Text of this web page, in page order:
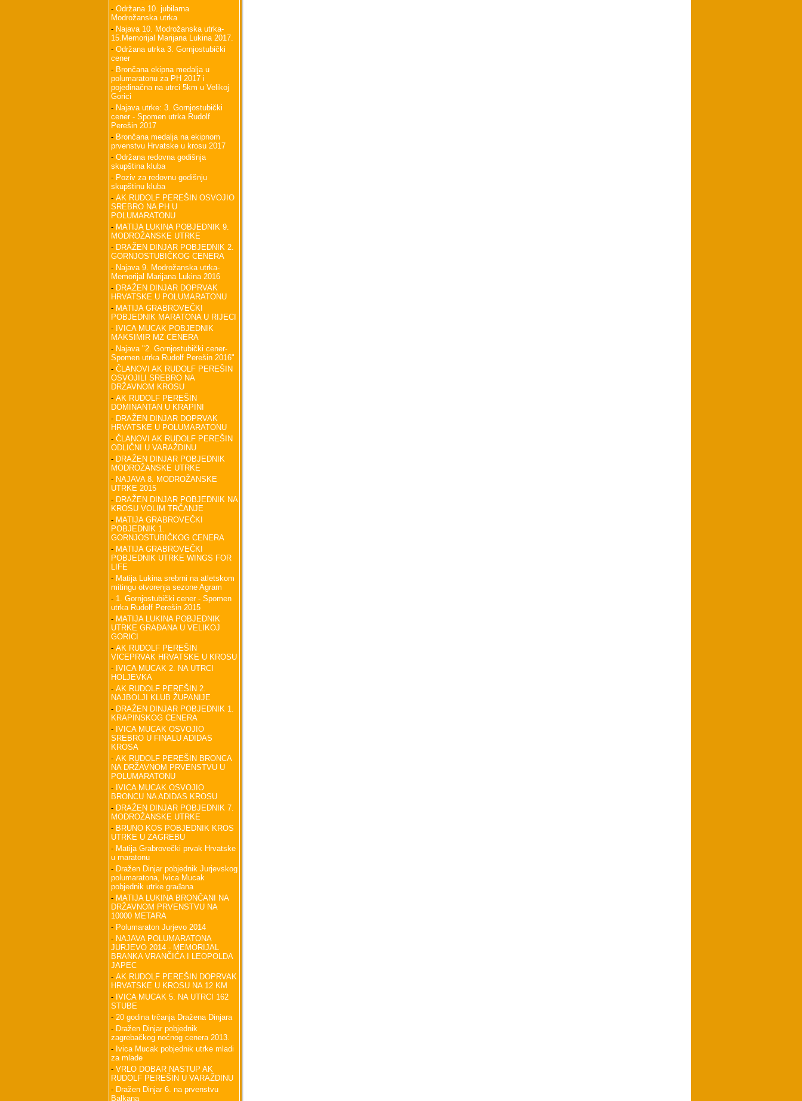
- Održana 10. jubilarna
Modrožanska utrka
- Najava 10. Modrožanska utrka-
15.Memorijal Marijana Lukina 2017.
- Održana utrka 3. Gornjostubički
cener
- Brončana ekipna medalja u
polumaratonu za PH 2017 i
pojedinačna na utrci 5km u Velikoj
Gorici
- Najava utrke: 3. Gornjostubički
cener - Spomen utrka Rudolf
Perešin 2017
- Brončana medalja na ekipnom
prvenstvu Hrvatske u krosu 2017
- Održana redovna godišnja
skupština kluba
- Poziv za redovnu godišnju
skupštinu kluba
- AK RUDOLF PEREŠIN OSVOJIO
SREBRO NA PH U
POLUMARATONU
- MATIJA LUKINA POBJEDNIK 9.
MODROŽANSKE UTRKE
- DRAŽEN DINJAR POBJEDNIK 2.
GORNJOSTUBIČKOG CENERA
- Najava 9. Modrožanska utrka-
Memorijal Marijana Lukina 2016
- DRAŽEN DINJAR DOPRVAK
HRVATSKE U POLUMARATONU
- MATIJA GRABROVEČKI
POBJEDNIK MARATONA U RIJECI
- IVICA MUCAK POBJEDNIK
MAKSIMIR MZ CENERA
- Najava "2. Gornjostubički cener-
Spomen utrka Rudolf Perešin 2016"
- ČLANOVI AK RUDOLF PEREŠIN
OSVOJILI SREBRO NA
DRŽAVNOM KROSU
- AK RUDOLF PEREŠIN
DOMINANTAN U KRAPINI
- DRAŽEN DINJAR DOPRVAK
HRVATSKE U POLUMARATONU
- ČLANOVI AK RUDOLF PEREŠIN
ODLIČNI U VARAŽDINU
- DRAŽEN DINJAR POBJEDNIK
MODROŽANSKE UTRKE
- NAJAVA 8. MODROŽANSKE
UTRKE 2015
- DRAŽEN DINJAR POBJEDNIK NA
KROSU VOLIM TRČANJE
- MATIJA GRABROVEČKI
POBJEDNIK 1.
GORNJOSTUBIČKOG CENERA
- MATIJA GRABROVEČKI
POBJEDNIK UTRKE WINGS FOR
LIFE
- Matija Lukina srebrni na atletskom
mitingu otvorenja sezone Agram
- 1. Gornjostubički cener - Spomen
utrka Rudolf Perešin 2015
- MATIJA LUKINA POBJEDNIK
UTRKE GRAĐANA U VELIKOJ
GORICI
- AK RUDOLF PEREŠIN
VICEPRVAK HRVATSKE U KROSU
- IVICA MUCAK 2. NA UTRCI
HOLJEVKA
- AK RUDOLF PEREŠIN 2.
NAJBOLJI KLUB ŽUPANIJE
- DRAŽEN DINJAR POBJEDNIK 1.
KRAPINSKOG CENERA
- IVICA MUCAK OSVOJIO
SREBRO U FINALU ADIDAS
KROSA
- AK RUDOLF PEREŠIN BRONCA
NA DRŽAVNOM PRVENSTVU U
POLUMARATONU
- IVICA MUCAK OSVOJIO
BRONCU NA ADIDAS KROSU
- DRAŽEN DINJAR POBJEDNIK 7.
MODROŽANSKE UTRKE
- BRUNO KOS POBJEDNIK KROS
UTRKE U ZAGREBU
- Matija Grabrovečki prvak Hrvatske
u maratonu
- Dražen Dinjar pobjednik Jurjevskog
polumaratona, Ivica Mucak
pobjednik utrke građana
- MATIJA LUKINA BRONČANI NA
DRŽAVNOM PRVENSTVU NA
10000 METARA
- Polumaraton Jurjevo 2014
- NAJAVA POLUMARATONA
JURJEVO 2014 - MEMORIJAL
BRANKA VRANČIĆA I LEOPOLDA
JAPEC
- AK RUDOLF PEREŠIN DOPRVAK
HRVATSKE U KROSU NA 12 KM
- IVICA MUCAK 5. NA UTRCI 162
STUBE
- 20 godina trčanja Dražena Dinjara
- Dražen Dinjar pobjednik
zagrebačkog noćnog cenera 2013.
- Ivica Mucak pobjednik utrke mladi
za mlade
- VRLO DOBAR NASTUP AK
RUDOLF PEREŠIN U VARAŽDINU
- Dražen Dinjar 6. na prvenstvu
Balkana